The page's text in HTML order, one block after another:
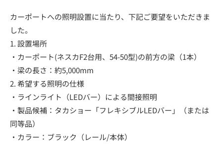
カーポートへの照明設置に当たり、下記ご要望をいただきま
した。
1. 設置場所
・カーポート(ネスカF2台用、54-50型)の前方の梁（1本）
・梁の長さ：約5,000mm
2. 希望する照明の仕様
・ラインライト（LEDバー）による間接照明
・製品候補：タカショー「フレキシブルLEDバー」（または
同等品）
・カラー：ブラック（レール/本体）